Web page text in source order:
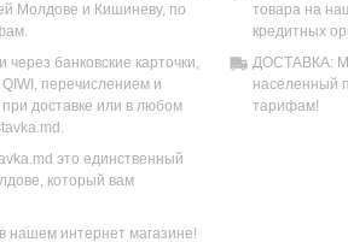
Молдове и Кишиневу, по
банковские карточки,
перечислением и
доставке или в любом
это единственный
который вам
нашем интернет магазине!
товара на
кредитных
ДОСТАВКА:
населенный
тарифам!